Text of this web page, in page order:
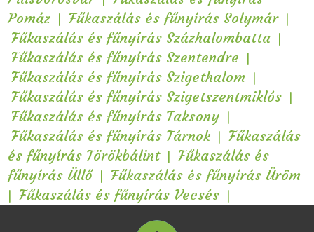
Pomáz | Fűkaszálás és fűnyírás Solymár |
Fűkaszálás és fűnyírás Százhalombatta |
Fűkaszálás és fűnyírás Szentendre |
Fűkaszálás és fűnyírás Szigethalom |
Fűkaszálás és fűnyírás Szigetszentmiklós |
Fűkaszálás és fűnyírás Taksony |
Fűkaszálás és fűnyírás Tárnok | Fűkaszálás
és fűnyírás Törökbálint | Fűkaszálás és
fűnyírás Üllő | Fűkaszálás és fűnyírás Üröm
| Fűkaszálás és fűnyírás Vecsés |